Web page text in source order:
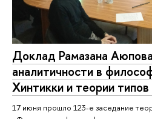
Доклад Рамазана
аналитичности в
Хинтикки и теории
17 июня прошло 123-е заседание